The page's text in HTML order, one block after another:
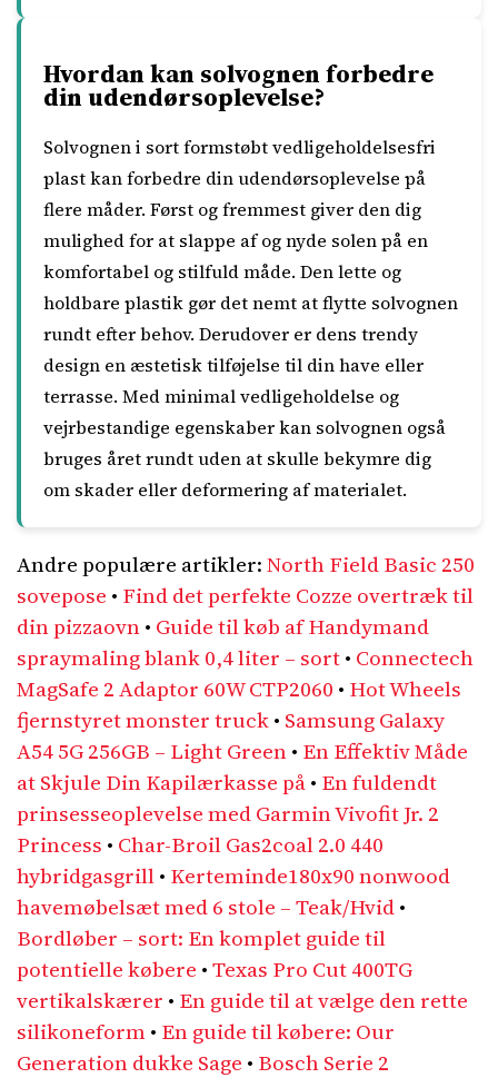
Hvordan kan solvognen forbedre
din udendørsoplevelse?
Solvognen i sort formstøbt vedligeholdelsesfri
plast kan forbedre din udendørsoplevelse på
flere måder. Først og fremmest giver den dig
mulighed for at slappe af og nyde solen på en
komfortabel og stilfuld måde. Den lette og
holdbare plastik gør det nemt at flytte solvognen
rundt efter behov. Derudover er dens trendy
design en æstetisk tilføjelse til din have eller
terrasse. Med minimal vedligeholdelse og
vejrbestandige egenskaber kan solvognen også
bruges året rundt uden at skulle bekymre dig
om skader eller deformering af materialet.
Andre populære artikler:North Field Basic 250
sovepose • Find det perfekte Cozze overtræk til
din pizzaovn• Guide til køb af Handymand
spraymaling blank 0,4 liter – sort• Connectech
MagSafe 2 Adaptor 60W CTP2060 • Hot Wheels
fjernstyret monster truck• Samsung Galaxy
A54 5G 256GB – Light Green• En Effektiv Måde
at Skjule Din Kapilærkasse på• En fuldendt
prinsesseoplevelse med Garmin Vivofit Jr. 2
Princess • Char-Broil Gas2coal 2.0 440
hybridgasgrill• Kerteminde180x90 nonwood
havemøbelsæt med 6 stole – Teak/Hvid•
Bordløber – sort: En komplet guide til
potentielle købere •Texas Pro Cut 400TG
vertikalskærer • En guide til at vælge den rette
silikoneform• En guide til købere: Our
Generation dukke Sage • Bosch Serie 2